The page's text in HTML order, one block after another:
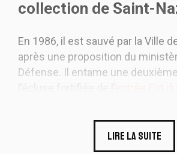
collection de Saint-
En 1986, il est sauvé par la Ville
après une proposition du
Défense. Il entame une
Lire la suite